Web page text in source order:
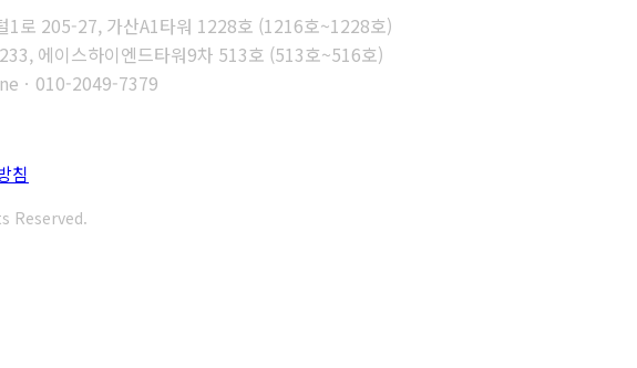
1로 205-27, 가산A1타워 1228호 (1216호~1228호)
에이스하이엔드타워9차 513호 (513호~516호)
ㆍ010-2049-7379
침
Reserved.